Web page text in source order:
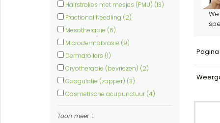
Hairstrokes met mesjes (PMU) (13)
Fractional Needling (2)
Mesotherapie (6)
Microdermabrasie (9)
Dermarollers (1)
Cryotherapie (bevriezen) (2)
Coagulatie (zapper) (3)
Cosmetische acupunctuur (4)
Toon meer
Pagina